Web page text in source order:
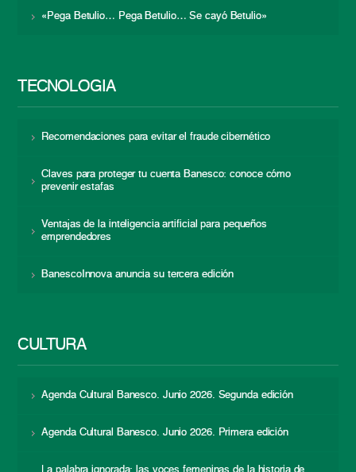
«Pega Betulio… Pega Betulio… Se cayó Betulio»
TECNOLOGÍA
Recomendaciones para evitar el fraude cibernético
Claves para proteger tu cuenta Banesco: conoce cómo
prevenir estafas
Ventajas de la inteligencia artificial para pequeños
emprendedores
BanescoInnova anuncia su tercera edición
CULTURA
Agenda Cultural Banesco. Junio 2026. Segunda edición
Agenda Cultural Banesco. Junio 2026. Primera edición